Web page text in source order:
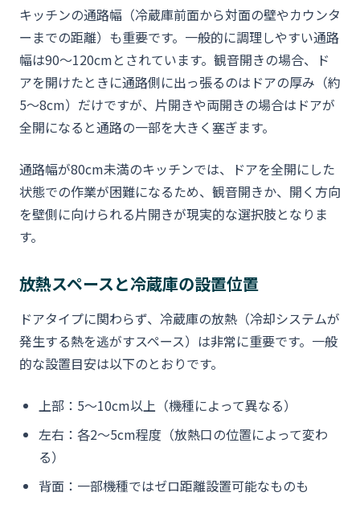
キッチンの通路幅（冷蔵庫前面から対面の壁やカウンタ
ーまでの距離）も重要です。一般的に調理しやすい通路
幅は90〜120cmとされています。観音開きの場合、ド
アを開けたときに通路側に出っ張るのはドアの厚み（約
5〜8cm）だけですが、片開きや両開きの場合はドアが
全開になると通路の一部を大きく塞ぎます。
通路幅が80cm未満のキッチンでは、ドアを全開にした
状態での作業が困難になるため、観音開きか、開く方向
を壁側に向けられる片開きが現実的な選択肢となりま
す。
放熱スペースと冷蔵庫の設置位置
ドアタイプに関わらず、冷蔵庫の放熱（冷却システムが
発生する熱を逃がすスペース）は非常に重要です。一般
的な設置目安は以下のとおりです。
上部：5〜10cm以上（機種によって異なる）
左右：各2〜5cm程度（放熱口の位置によって変わ
る）
背面：一部機種ではゼロ距離設置可能なものも